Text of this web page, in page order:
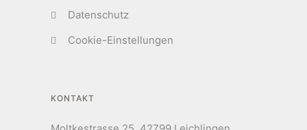
Datenschutz
Cookie-Einstellungen
KONTAKT